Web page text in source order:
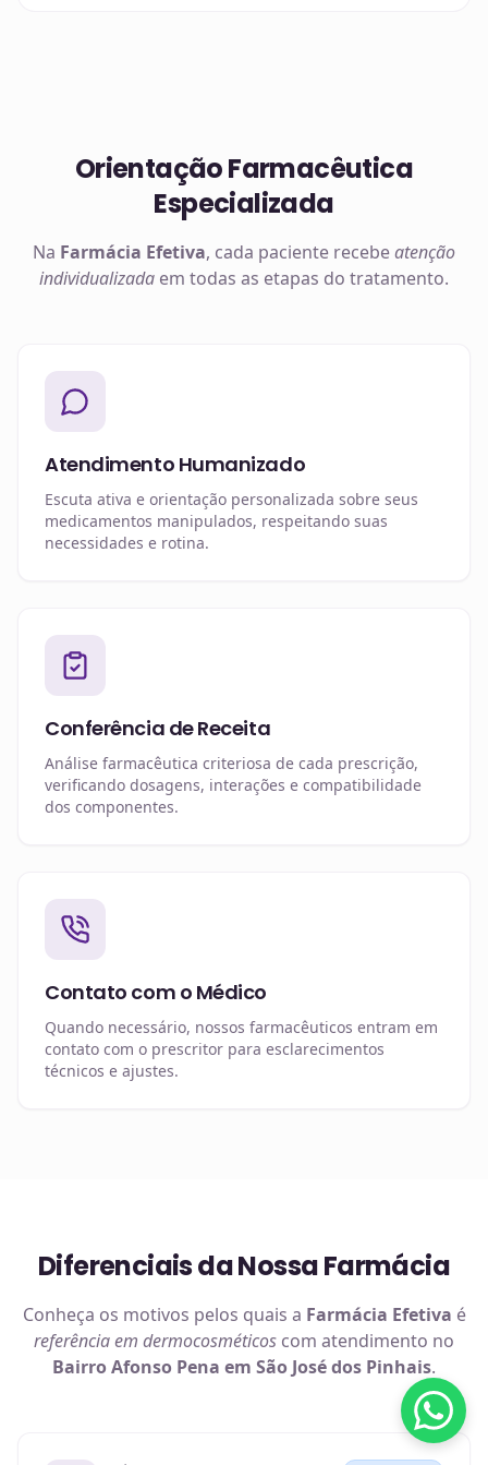
Orientação Farmacêutica
Especializada
Na Farmácia Efetiva, cada paciente recebeatenção
individualizada em todas as etapas do tratamento.
Atendimento Humanizado
Escuta ativa e orientação personalizada sobre seus
medicamentos manipulados, respeitando suas
necessidades e rotina.
Conferência de Receita
Análise farmacêutica criteriosa de cada prescrição,
verificando dosagens, interações e compatibilidade
dos componentes.
Contato com o Médico
Quando necessário, nossos farmacêuticos entram em
contato com o prescritor para esclarecimentos
técnicos e ajustes.
Diferenciais da Nossa Farmácia
Conheça os motivos pelos quais a Farmácia Efetiva é
referência em dermocosméticos com atendimento no
Bairro Afonso Pena em São José dos Pinhais.